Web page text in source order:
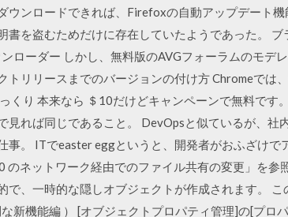
ウンロードできれば、Firefoxの自動アップデート
書を盗むためだけに存在していたようであった。
ローダー しかし、無料版のAVGフォーラムのモデ
トリリースまでのバージョンの付け方 Chromeでは
くり 本来なら ＄10だけどキャンペーンで無料で
見れば同じであること。 DevOpsと似ているが、社
事。 ITでeaster eggというと、開発者がおふざけ
のネットワーク経由でのファイル共有の変更」を参
で、一時的な隠しオブジェクトが作成されます。
新機能編 ） [オブジェクトプロパティ管理]の[プロ